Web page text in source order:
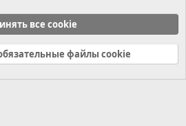
(RU)
Справка Главная
R
все cookie
файлы cookie